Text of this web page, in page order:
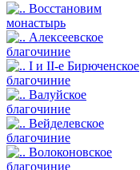
Восстановим
монастырь
Алексеевское
благочиние
I и II-е Бирюченское
благочиние
Валуйское
благочиние
Вейделевское
благочиние
Волоконовское
благочиние